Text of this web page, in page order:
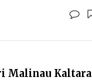
Malinau Kaltara